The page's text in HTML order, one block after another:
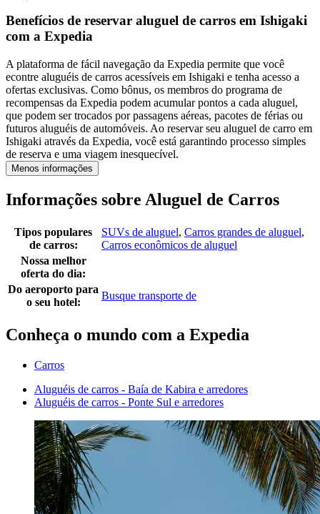
Benefícios de reservar aluguel de carros em Ishigaki
com a Expedia
A plataforma de fácil navegação da Expedia permite que você
econtre aluguéis de carros acessíveis em Ishigaki e tenha acesso a
ofertas exclusivas. Como bônus, os membros do programa de
recompensas da Expedia podem acumular pontos a cada aluguel,
que podem ser trocados por passagens aéreas, pacotes de férias ou
futuros aluguéis de automóveis. Ao reservar seu aluguel de carro em
Ishigaki através da Expedia, você está garantindo processo simples
de reserva e uma viagem inesquecível.
Menos informações
Informações sobre Aluguel de Carros
Tipos populares
de carros:
SUVs de aluguel, Carros grandes de aluguel,
Carros econômicos de aluguel
Nossa melhor
oferta do dia:
Do aeroporto para
o seu hotel:
Busque transporte de
Conheça o mundo com a Expedia
Carros
Aluguéis de carros - Baía de Kabira e arredores
Aluguéis de carros - Ponte Sul e arredores